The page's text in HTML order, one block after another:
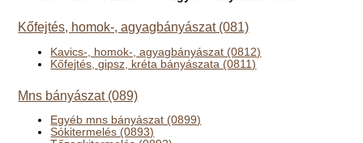
Kőfejtés, homok-, agyagbányászat (081)
Kavics-, homok-, agyagbányászat (0812)
Kőfejtés, gipsz, kréta bányászata (0811)
Mns bányászat (089)
Egyéb mns bányászat (0899)
Sókitermelés (0893)